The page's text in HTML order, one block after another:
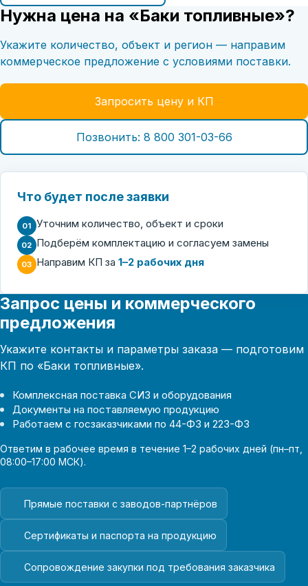
Нужна цена на «Баки топливные»?
Укажите количество, объект и регион — направим
коммерческое предложение с условиями поставки.
Запросить цену и КП
Позвонить: 8 800 301-03-66
Что будет после заявки
01 Уточним количество, объект и сроки
02 Подберём комплектацию и согласуем замены
03 Направим КП за 1–2 рабочих дня
Запрос цены и коммерческого
предложения
Укажите контакты и параметры заказа — подготовим
КП по «Баки топливные».
Комплексная поставка СИЗ и оборудования
Документы на поставляемую продукцию
Работаем с госзаказчиками по 44-ФЗ и 223-ФЗ
Ответим в рабочее время в течение 1–2 рабочих дней (пн–пт,
08:00–17:00 МСК).
Прямые поставки с заводов-партнёров
Сертификаты и паспорта на продукцию
Сопровождение закупки под требования заказчика